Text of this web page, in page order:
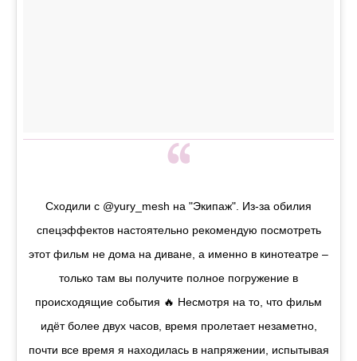
Сходили с @yury_mesh на "Экипаж". Из-за обилия
спецэффектов настоятельно рекомендую посмотреть
этот фильм не дома на диване, а именно в кинотеатре –
только там вы получите полное погружение в
происходящие события 🔥 Несмотря на то, что фильм
идёт более двух часов, время пролетает незаметно,
почти все время я находилась в напряжении, испытывая